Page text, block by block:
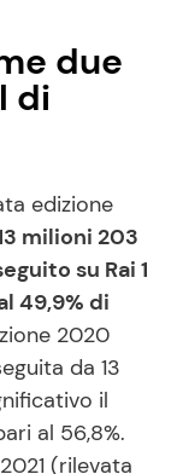
due
di
edizione
milioni 203
su Rai 1
49,9% di
2020
da 13
il
al 56,8%.
(rilevata